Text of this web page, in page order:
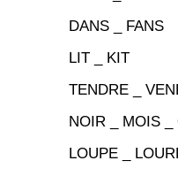
DANS _ FANS
LIT _ KIT
TENDRE _
NOIR _ MOIS _
LOUPE _